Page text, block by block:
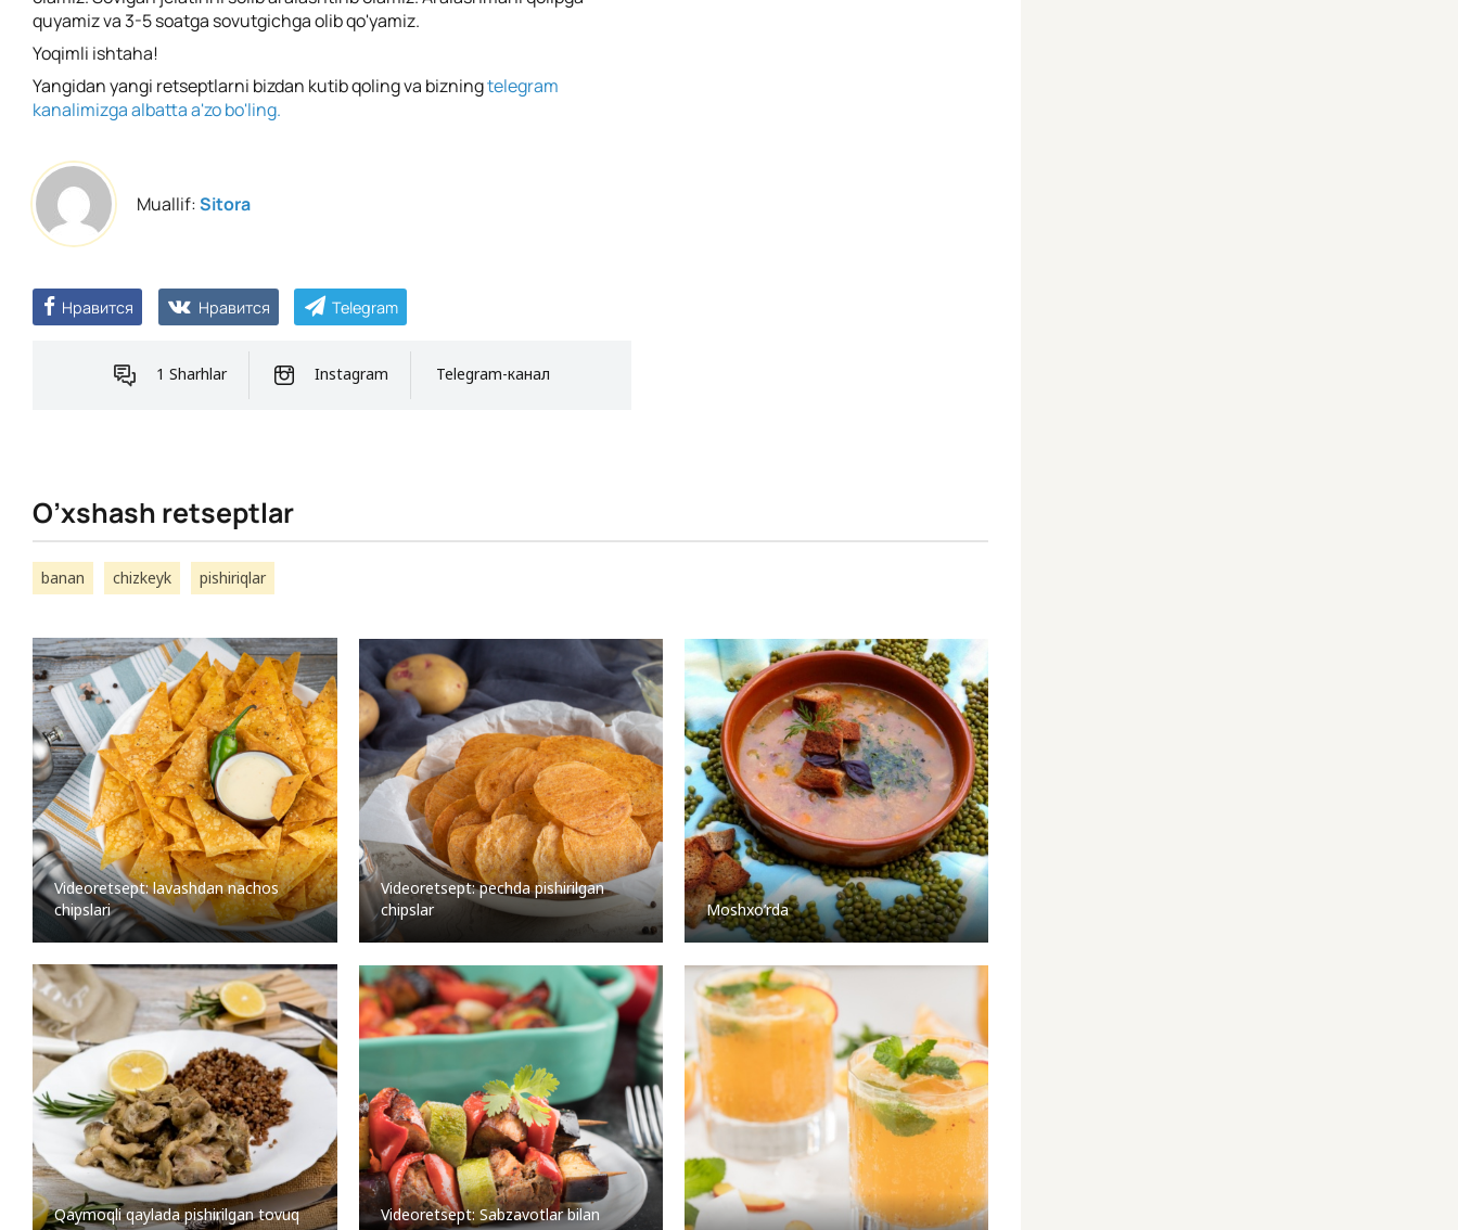
quyamiz va 3-5 soatga sovutgichga olib qo'yamiz.
Yoqimli ishtaha!
Yangidan yangi retseptlarni bizdan kutib qoling va bizningtelegram
kanalimizga albatta a'zo bo'ling.
Muallif:Sitora
Нравится Нравится Telegram
1 Sharhlar Instagram Telegram-канал
O’xshash retseptlar
banan chizkeyk pishiriqlar
Videoretsept: lavashdan nachos
chipslari
Videoretsept: pechda pishirilgan
chipslar
Moshxo’rda
Qaymoqli qaylada pishirilgan tovuq
Videoretsept: Sabzavotlar bilan